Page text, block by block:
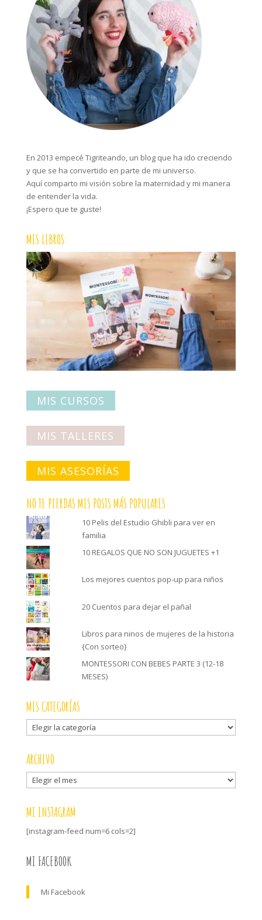
En 2013 empecé Tigriteando, un blog que ha ido creciendo
y que se ha convertido en parte de mi universo.
Aquí comparto mi visión sobre la maternidad y mi manera
de entender la vida.
¡Espero que te guste!
MIS LIBROS:
MIS CURSOS
MIS TALLERES
MIS ASESORÍAS
NO TE PIERDAS MIS POSTS MÁS POPULARES
10 Pelis del Estudio Ghibli para ver en
familia
10 REGALOS QUE NO SON JUGUETES +1
Los mejores cuentos pop-up para niños
20 Cuentos para dejar el pañal
Libros para ninos de mujeres de la historia
{Con sorteo}
MONTESSORI CON BEBES PARTE 3 (12-18
MESES)
MIS CATEGORÍAS
Mis
categorías
ARCHIVO
Archivo
MI INSTAGRAM
[instagram-feed num=6 cols=2]
MI FACEBOOK
Mi Facebook